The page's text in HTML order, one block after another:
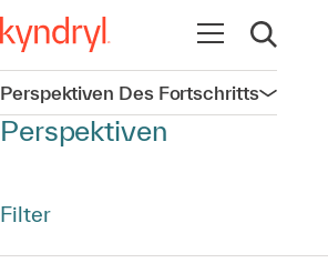
Navigation öffnen
Suche
Perspektiven Des Fortschritts
Perspektiven
Filter